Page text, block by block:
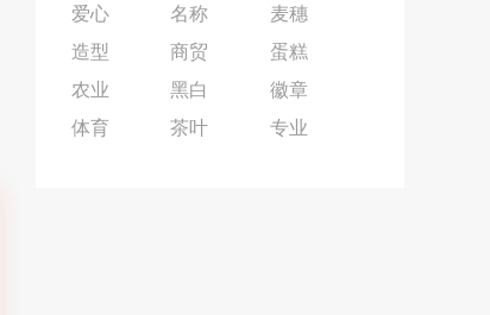
爱心
名称
麦穗
造型
商贸
蛋糕
农业
黑白
徽章
体育
茶叶 专业